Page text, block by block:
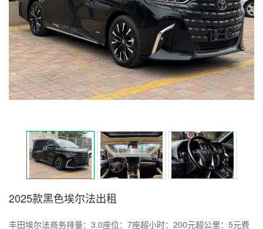
2025款黑色埃尔法出租
丰田埃尔法商务排量：3.0座位：7座超小时：200元超公里：5元费